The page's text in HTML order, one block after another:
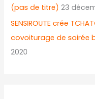
(pas de titre) 23
SENSIROUTE crée
covoiturage de soirée
2020